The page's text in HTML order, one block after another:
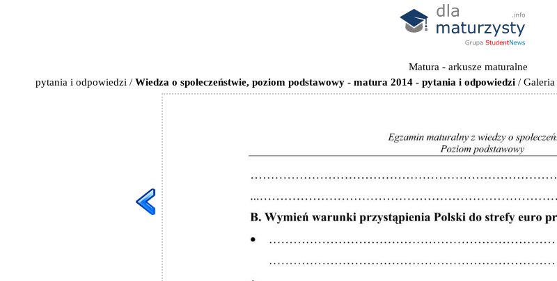
Matura - arkusze maturalne
pytania i odpowiedzi / Wiedza o społeczeństwie, poziom podstawowy - matura 2014 - pytania i odpowiedzi / Galeria